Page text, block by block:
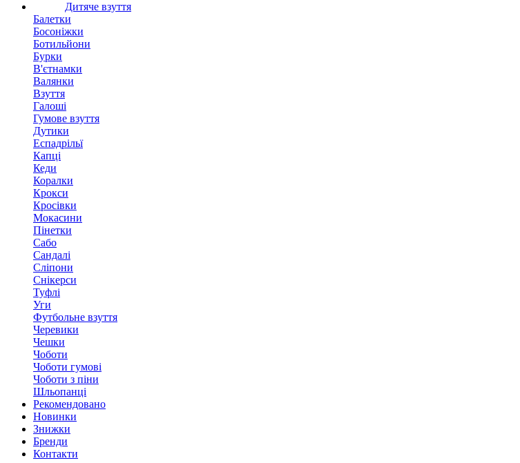
Дитяче взуття
Балетки
Босоніжки
Ботильйони
Бурки
В'єтнамки
Валянки
Взуття
Галоші
Гумове взуття
Дутики
Еспадрільї
Капці
Кеди
Коралки
Крокси
Кросівки
Мокасини
Пінетки
Сабо
Сандалі
Сліпони
Снікерси
Туфлі
Уги
Футбольне взуття
Черевики
Чешки
Чоботи
Чоботи гумові
Чоботи з піни
Шльопанці
Рекомендовано
Новинки
Знижки
Бренди
Контакти